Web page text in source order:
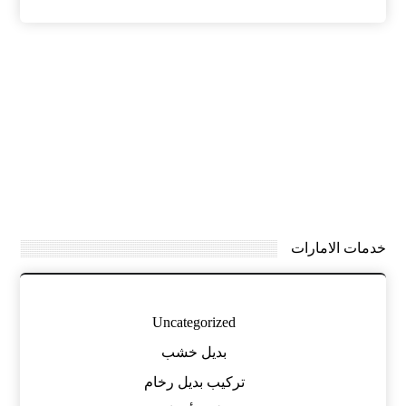
خدمات الامارات
Uncategorized
بديل خشب
تركيب بديل رخام